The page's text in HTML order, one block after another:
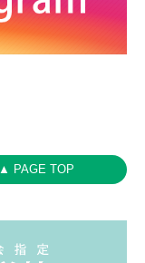
▲ PAGE TOP